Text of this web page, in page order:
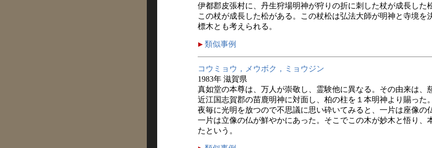
伊都郡皮張村に、丹生狩場明神が狩りの折に刺した杖が成長した
この杖が成長した松がある。この杖松は弘法大師が明神と寺境を
標木とも考えられる。
類似事例
コウミョウ，メウボク，ミョウジン
1983年 滋賀県
真如堂の本尊は、万人が崇敬し、霊験他に異なる。その由来は、
近江国志賀郡の苗鹿明神に対面し、柏の柱を１本明神より賜った
夜毎に光明を放つので不思議に思い砕いてみると、一片は座像の
一片は立像の仏が鮮やかにあった。そこでこの木が妙木と悟り、
たという。